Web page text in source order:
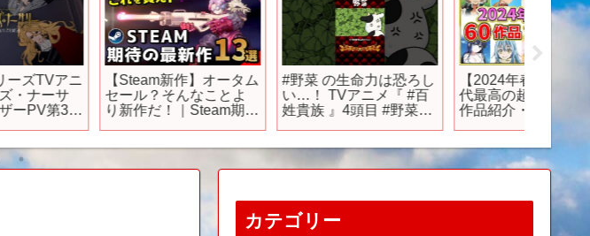
【Steam新作】オータム
セール？そんなことよ
り新作だ！｜Steam期待
#野菜 の生命力は恐ろし
い…！ TVアニメ『 #百
姓貴族 』4頭目 #野菜
【2024年春アニメ】歴
代最高の超豊作！全60
作品紹介・声優・制作
同時視
Yuma】
カテゴリー